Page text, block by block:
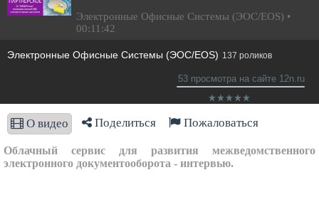
Электронные Офисные Системы (ЭОС/EOS)
00:11:42
Электронные Офисные Системы (ЭОС/EOS) 137 роликов
53 просмотра на сайте 12n.ru
О видео Поделиться Пожаловаться
Облачный сервис для развития межведомственного
электронного документооборота - интервью.